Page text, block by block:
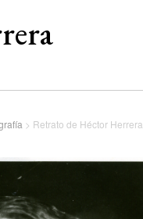
> Retrato de Héctor Herrera